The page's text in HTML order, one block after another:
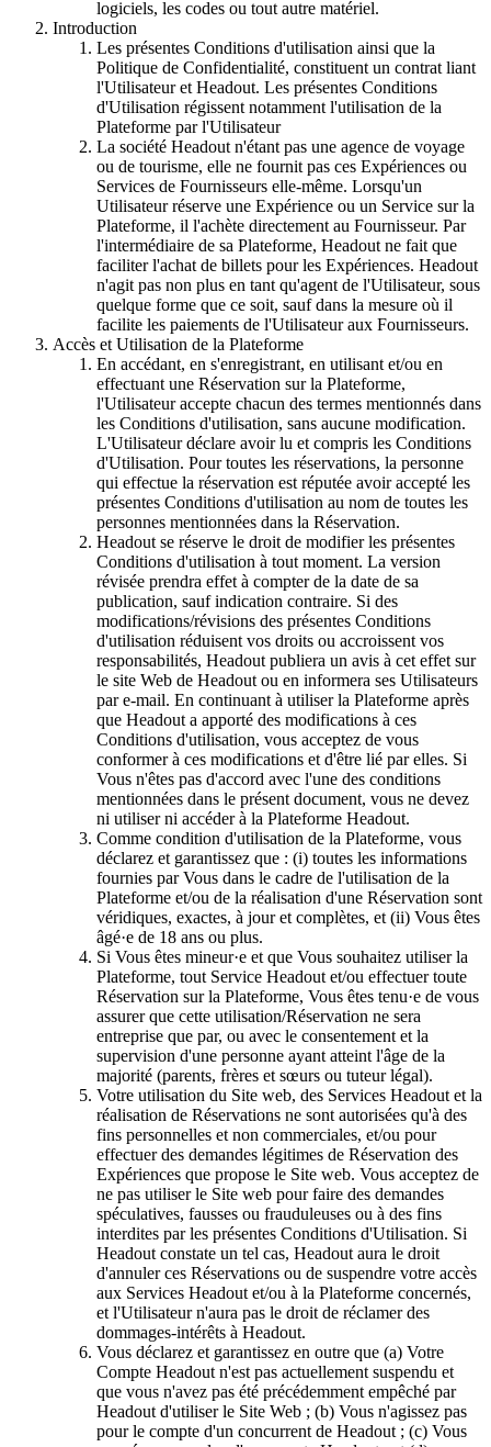
logiciels, les codes ou tout autre matériel.
Introduction
Les présentes Conditions d'utilisation ainsi que la
Politique de Confidentialité, constituent un contrat liant
l'Utilisateur et Headout. Les présentes Conditions
d'Utilisation régissent notamment l'utilisation de la
Plateforme par l'Utilisateur
La société Headout n'étant pas une agence de voyage
ou de tourisme, elle ne fournit pas ces Expériences ou
Services de Fournisseurs elle-même. Lorsqu'un
Utilisateur réserve une Expérience ou un Service sur la
Plateforme, il l'achète directement au Fournisseur. Par
l'intermédiaire de sa Plateforme, Headout ne fait que
faciliter l'achat de billets pour les Expériences. Headout
n'agit pas non plus en tant qu'agent de l'Utilisateur, sous
quelque forme que ce soit, sauf dans la mesure où il
facilite les paiements de l'Utilisateur aux Fournisseurs.
Accès et Utilisation de la Plateforme
En accédant, en s'enregistrant, en utilisant et/ou en
effectuant une Réservation sur la Plateforme,
l'Utilisateur accepte chacun des termes mentionnés dans
les Conditions d'utilisation, sans aucune modification.
L'Utilisateur déclare avoir lu et compris les Conditions
d'Utilisation. Pour toutes les réservations, la personne
qui effectue la réservation est réputée avoir accepté les
présentes Conditions d'utilisation au nom de toutes les
personnes mentionnées dans la Réservation.
Headout se réserve le droit de modifier les présentes
Conditions d'utilisation à tout moment. La version
révisée prendra effet à compter de la date de sa
publication, sauf indication contraire. Si des
modifications/révisions des présentes Conditions
d'utilisation réduisent vos droits ou accroissent vos
responsabilités, Headout publiera un avis à cet effet sur
le site Web de Headout ou en informera ses Utilisateurs
par e-mail. En continuant à utiliser la Plateforme après
que Headout a apporté des modifications à ces
Conditions d'utilisation, vous acceptez de vous
conformer à ces modifications et d'être lié par elles. Si
Vous n'êtes pas d'accord avec l'une des conditions
mentionnées dans le présent document, vous ne devez
ni utiliser ni accéder à la Plateforme Headout.
Comme condition d'utilisation de la Plateforme, vous
déclarez et garantissez que : (i) toutes les informations
fournies par Vous dans le cadre de l'utilisation de la
Plateforme et/ou de la réalisation d'une Réservation sont
véridiques, exactes, à jour et complètes, et (ii) Vous êtes
âgé·e de 18 ans ou plus.
Si Vous êtes mineur·e et que Vous souhaitez utiliser la
Plateforme, tout Service Headout et/ou effectuer toute
Réservation sur la Plateforme, Vous êtes tenu·e de vous
assurer que cette utilisation/Réservation ne sera
entreprise que par, ou avec le consentement et la
supervision d'une personne ayant atteint l'âge de la
majorité (parents, frères et sœurs ou tuteur légal).
Votre utilisation du Site web, des Services Headout et la
réalisation de Réservations ne sont autorisées qu'à des
fins personnelles et non commerciales, et/ou pour
effectuer des demandes légitimes de Réservation des
Expériences que propose le Site web. Vous acceptez de
ne pas utiliser le Site web pour faire des demandes
spéculatives, fausses ou frauduleuses ou à des fins
interdites par les présentes Conditions d'Utilisation. Si
Headout constate un tel cas, Headout aura le droit
d'annuler ces Réservations ou de suspendre votre accès
aux Services Headout et/ou à la Plateforme concernés,
et l'Utilisateur n'aura pas le droit de réclamer des
dommages-intérêts à Headout.
Vous déclarez et garantissez en outre que (a) Votre
Compte Headout n'est pas actuellement suspendu et
que vous n'avez pas été précédemment empêché par
Headout d'utiliser le Site Web ; (b) Vous n'agissez pas
pour le compte d'un concurrent de Headout ; (c) Vous